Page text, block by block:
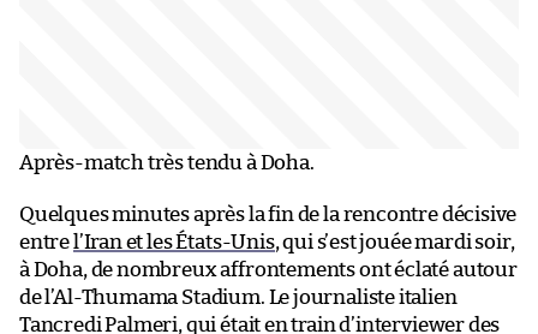
Après-match très tendu à Doha.
Quelques minutes après la fin de la rencontre décisive
entre l’Iran et les États-Unis, qui s’est jouée mardi soir,
à Doha, de nombreux affrontements ont éclaté autour
de l’Al-Thumama Stadium. Le journaliste italien
Tancredi Palmeri, qui était en train d’interviewer des